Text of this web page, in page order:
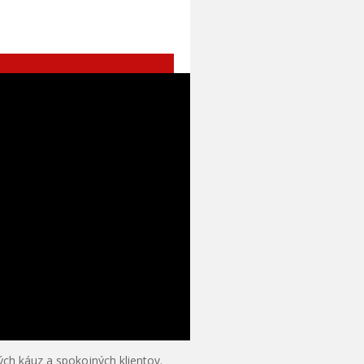
káuz a spokojných klientov.